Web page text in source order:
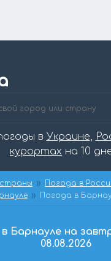
в Украине,
курортах на 10
Погода в
Погода в
Барнауле на
08.08.2026